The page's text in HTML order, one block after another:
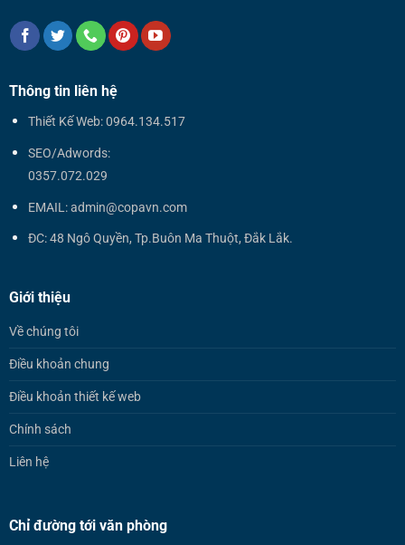
Thông tin liên hệ
Thiết Kế Web: 0964.134.517
SEO/Adwords:
0357.072.029
EMAIL: admin@copavn.com
ĐC: 48 Ngô Quyền, Tp.Buôn Ma Thuột, Đắk Lắk.
Giới thiệu
Về chúng tôi
Điều khoản chung
Điều khoản thiết kế web
Chính sách
Liên hệ
Chỉ đường tới văn phòng